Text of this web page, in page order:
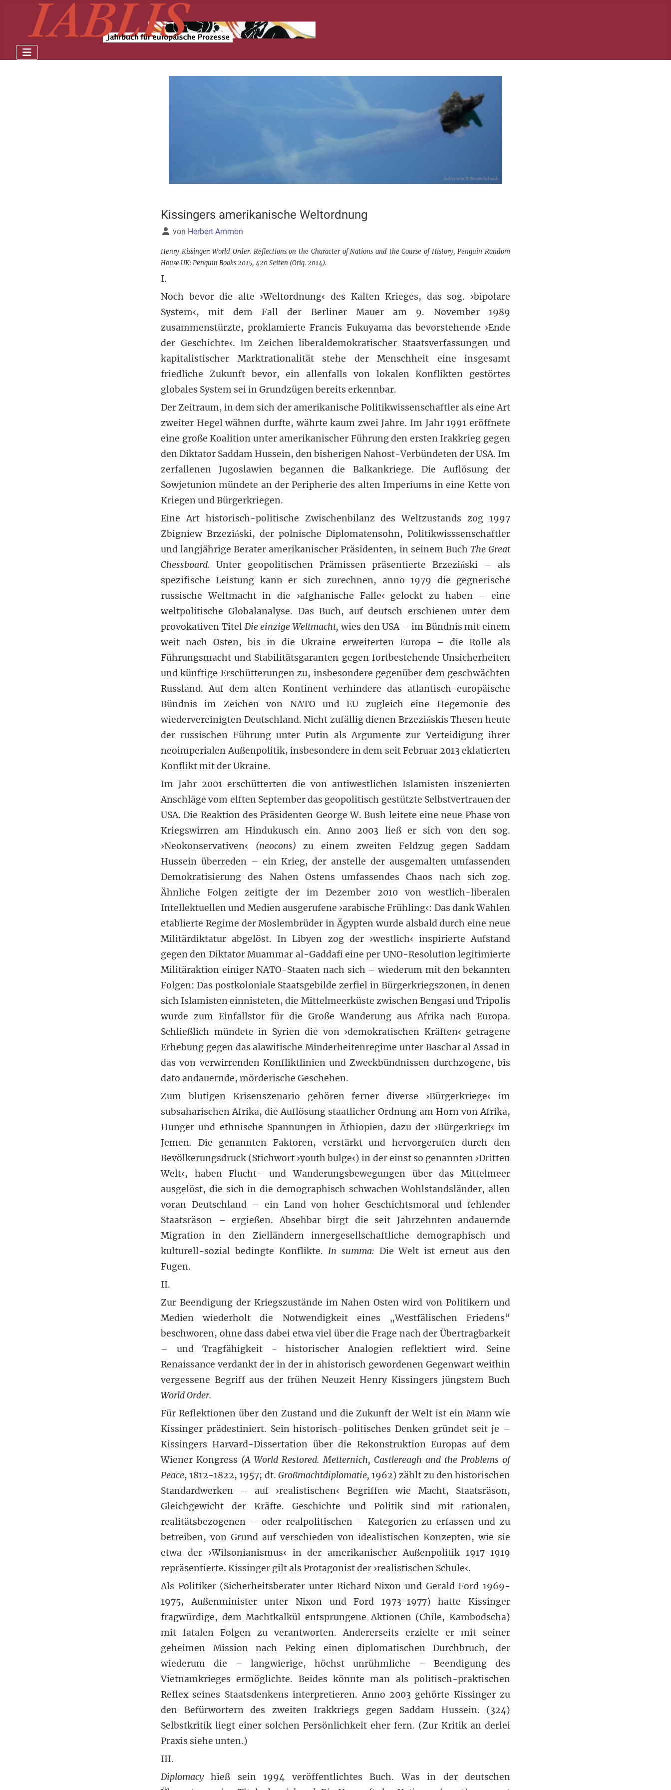
Kissingers amerikanische Weltordnung
Details
von Herbert Ammon
Henry Kissinger: World Order. Reflections on the Character of Nations and the Course of History, Penguin Random
House UK: Penguin Books 2015, 420 Seiten (Orig. 2014).
I.
Noch bevor die alte ›Weltordnung‹ des Kalten Krieges, das sog. ›bipolare
System‹, mit dem Fall der Berliner Mauer am 9. November 1989
zusammenstürzte, proklamierte Francis Fukuyama das bevorstehende ›Ende
der Geschichte‹. Im Zeichen liberaldemokratischer Staatsverfassungen und
kapitalistischer Marktrationalität stehe der Menschheit eine insgesamt
friedliche Zukunft bevor, ein allenfalls von lokalen Konflikten gestörtes
globales System sei in Grundzügen bereits erkennbar.
Der Zeitraum, in dem sich der amerikanische Politikwissenschaftler als eine Art
zweiter Hegel wähnen durfte, währte kaum zwei Jahre. Im Jahr 1991 eröffnete
eine große Koalition unter amerikanischer Führung den ersten Irakkrieg gegen
den Diktator Saddam Hussein, den bisherigen Nahost-Verbündeten der USA. Im
zerfallenen Jugoslawien begannen die Balkankriege. Die Auflösung der
Sowjetunion mündete an der Peripherie des alten Imperiums in eine Kette von
Kriegen und Bürgerkriegen.
Eine Art historisch-politische Zwischenbilanz des Weltzustands zog 1997
Zbigniew Brzeziński, der polnische Diplomatensohn, Politikwisssenschaftler
und langjährige Berater amerikanischer Präsidenten, in seinem Buch The Great
Chessboard. Unter geopolitischen Prämissen präsentierte Brzeziński – als
spezifische Leistung kann er sich zurechnen, anno 1979 die gegnerische
russische Weltmacht in die ›afghanische Falle‹ gelockt zu haben – eine
weltpolitische Globalanalyse. Das Buch, auf deutsch erschienen unter dem
provokativen Titel Die einzige Weltmacht, wies den USA – im Bündnis mit einem
weit nach Osten, bis in die Ukraine erweiterten Europa – die Rolle als
Führungsmacht und Stabilitätsgaranten gegen fortbestehende Unsicherheiten
und künftige Erschütterungen zu, insbesondere gegenüber dem geschwächten
Russland. Auf dem alten Kontinent verhindere das atlantisch-europäische
Bündnis im Zeichen von NATO und EU zugleich eine Hegemonie des
wiedervereinigten Deutschland. Nicht zufällig dienen Brzezińskis Thesen heute
der russischen Führung unter Putin als Argumente zur Verteidigung ihrer
neoimperialen Außenpolitik, insbesondere in dem seit Februar 2013 eklatierten
Konflikt mit der Ukraine.
Im Jahr 2001 erschütterten die von antiwestlichen Islamisten inszenierten
Anschläge vom elften September das geopolitisch gestützte Selbstvertrauen der
USA. Die Reaktion des Präsidenten George W. Bush leitete eine neue Phase von
Kriegswirren am Hindukusch ein. Anno 2003 ließ er sich von den sog.
›Neokonservativen‹ (neocons) zu einem zweiten Feldzug gegen Saddam
Hussein überreden – ein Krieg, der anstelle der ausgemalten umfassenden
Demokratisierung des Nahen Ostens umfassendes Chaos nach sich zog.
Ähnliche Folgen zeitigte der im Dezember 2010 von westlich-liberalen
Intellektuellen und Medien ausgerufene ›arabische Frühling‹: Das dank Wahlen
etablierte Regime der Moslembrüder in Ägypten wurde alsbald durch eine neue
Militärdiktatur abgelöst. In Libyen zog der ›westlich‹ inspirierte Aufstand
gegen den Diktator Muammar al-Gaddafi eine per UNO-Resolution legitimierte
Militäraktion einiger NATO-Staaten nach sich – wiederum mit den bekannten
Folgen: Das postkoloniale Staatsgebilde zerfiel in Bürgerkriegszonen, in denen
sich Islamisten einnisteten, die Mittelmeerküste zwischen Bengasi und Tripolis
wurde zum Einfallstor für die Große Wanderung aus Afrika nach Europa.
Schließlich mündete in Syrien die von ›demokratischen Kräften‹ getragene
Erhebung gegen das alawitische Minderheitenregime unter Baschar al Assad in
das von verwirrenden Konfliktlinien und Zweckbündnissen durchzogene, bis
dato andauernde, mörderische Geschehen.
Zum blutigen Krisenszenario gehören ferner diverse ›Bürgerkriege‹ im
subsaharischen Afrika, die Auflösung staatlicher Ordnung am Horn von Afrika,
Hunger und ethnische Spannungen in Äthiopien, dazu der ›Bürgerkrieg‹ im
Jemen. Die genannten Faktoren, verstärkt und hervorgerufen durch den
Bevölkerungsdruck (Stichwort ›youth bulge‹) in der einst so genannten ›Dritten
Welt‹, haben Flucht- und Wanderungsbewegungen über das Mittelmeer
ausgelöst, die sich in die demographisch schwachen Wohlstandsländer, allen
voran Deutschland – ein Land von hoher Geschichtsmoral und fehlender
Staatsräson – ergießen. Absehbar birgt die seit Jahrzehnten andauernde
Migration in den Zielländern innergesellschaftliche demographisch und
kulturell-sozial bedingte Konflikte. In summa: Die Welt ist erneut aus den
Fugen.
II.
Zur Beendigung der Kriegszustände im Nahen Osten wird von Politikern und
Medien wiederholt die Notwendigkeit eines „Westfälischen Friedens“
beschworen, ohne dass dabei etwa viel über die Frage nach der Übertragbarkeit
– und Tragfähigkeit - historischer Analogien reflektiert wird. Seine
Renaissance verdankt der in der in ahistorisch gewordenen Gegenwart weithin
vergessene Begriff aus der frühen Neuzeit Henry Kissingers jüngstem Buch
World Order.
Für Reflektionen über den Zustand und die Zukunft der Welt ist ein Mann wie
Kissinger prädestiniert. Sein historisch-politisches Denken gründet seit je –
Kissingers Harvard-Dissertation über die Rekonstruktion Europas auf dem
Wiener Kongress (A World Restored. Metternich, Castlereagh and the Problems of
Peace, 1812-1822, 1957; dt. Großmachtdiplomatie, 1962) zählt zu den historischen
Standardwerken – auf ›realistischen‹ Begriffen wie Macht, Staatsräson,
Gleichgewicht der Kräfte. Geschichte und Politik sind mit rationalen,
realitätsbezogenen – oder realpolitischen – Kategorien zu erfassen und zu
betreiben, von Grund auf verschieden von idealistischen Konzepten, wie sie
etwa der ›Wilsonianismus‹ in der amerikanischer Außenpolitik 1917-1919
repräsentierte. Kissinger gilt als Protagonist der ›realistischen Schule‹.
Als Politiker (Sicherheitsberater unter Richard Nixon und Gerald Ford 1969-
1975, Außenminister unter Nixon und Ford 1973-1977) hatte Kissinger
fragwürdige, dem Machtkalkül entsprungene Aktionen (Chile, Kambodscha)
mit fatalen Folgen zu verantworten. Andererseits erzielte er mit seiner
geheimen Mission nach Peking einen diplomatischen Durchbruch, der
wiederum die – langwierige, höchst unrühmliche – Beendigung des
Vietnamkrieges ermöglichte. Beides könnte man als politisch-praktischen
Reflex seines Staatsdenkens interpretieren. Anno 2003 gehörte Kissinger zu
den Befürwortern des zweiten Irakkriegs gegen Saddam Hussein. (324)
Selbstkritik liegt einer solchen Persönlichkeit eher fern. (Zur Kritik an derlei
Praxis siehe unten.)
III.
Diplomacy hieß sein 1994 veröffentlichtes Buch. Was in der deutschen